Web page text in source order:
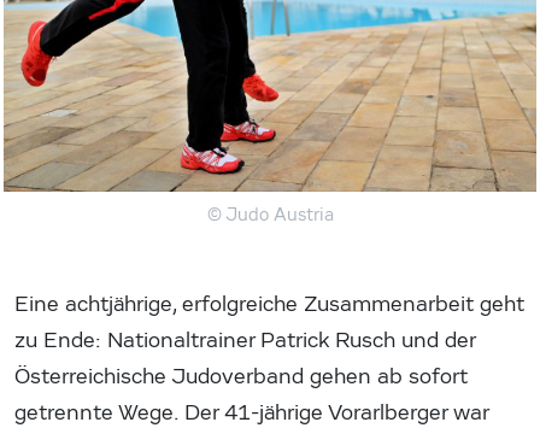
© Judo Austria
Eine achtjährige, erfolgreiche Zusammenarbeit geht
zu Ende: Nationaltrainer Patrick Rusch und der
Österreichische Judoverband gehen ab sofort
getrennte Wege. Der 41-jährige Vorarlberger war